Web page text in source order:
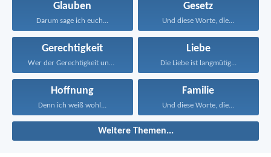
Glauben
Darum sage ich euch...
Gesetz
Und diese Worte, die...
Gerechtigkeit
Wer der Gerechtigkeit und...
Liebe
Die Liebe ist langmütig...
Hoffnung
Denn ich weiß wohl...
Familie
Und diese Worte, die...
Weitere Themen...